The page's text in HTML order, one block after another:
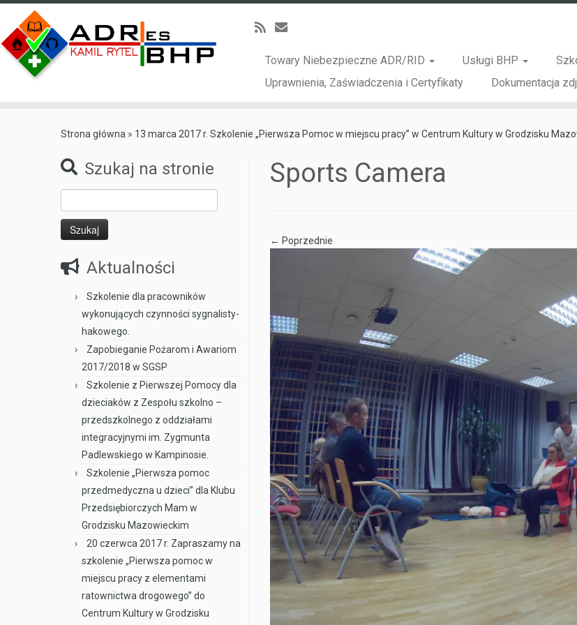
Towary Niebezpieczne ADR/RID Usługi BHP
Uprawnienia, Zaświadczenia i Certyfikaty
Dokumentacja
Strona główna » 13 marca 2017 r. Szkolenie „Pierwsza Pomoc w miejscu pracy” w Centrum Kultury w Grodzisku
Szukaj na stronie
Aktualności
Szkolenie dla pracowników
wykonujących czynności sygnalisty-
hakowego.
Zapobieganie Pożarom i Awariom
2017/2018 w SGSP
Szkolenie z Pierwszej Pomocy dla
dzieciaków z Zespołu szkolno –
przedszkolnego z oddziałami
integracyjnymi im. Zygmunta
Padlewskiego w Kampinosie.
Szkolenie „Pierwsza pomoc
przedmedyczna u dzieci” dla Klubu
Przedsiębiorczych Mam w
Grodzisku Mazowieckim
20 czerwca 2017 r. Zapraszamy na
szkolenie „Pierwsza pomoc w
miejscu pracy z elementami
ratownictwa drogowego” do
Centrum Kultury w Grodzisku
Sports Camera
← Poprzednie